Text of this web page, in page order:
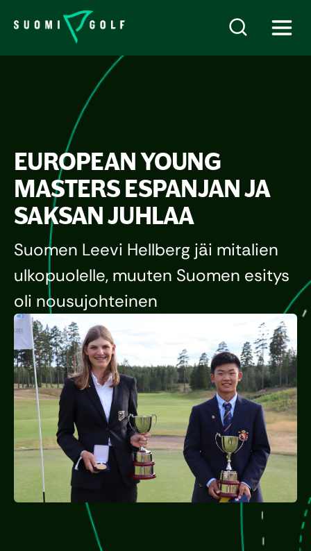
EUROPEAN YOUNG
MASTERS ESPANJAN JA
SAKSAN JUHLAA
Suomen Leevi Hellberg jäi mitalien
ulkopuolelle, muuten Suomen esitys
oli nousujohteinen